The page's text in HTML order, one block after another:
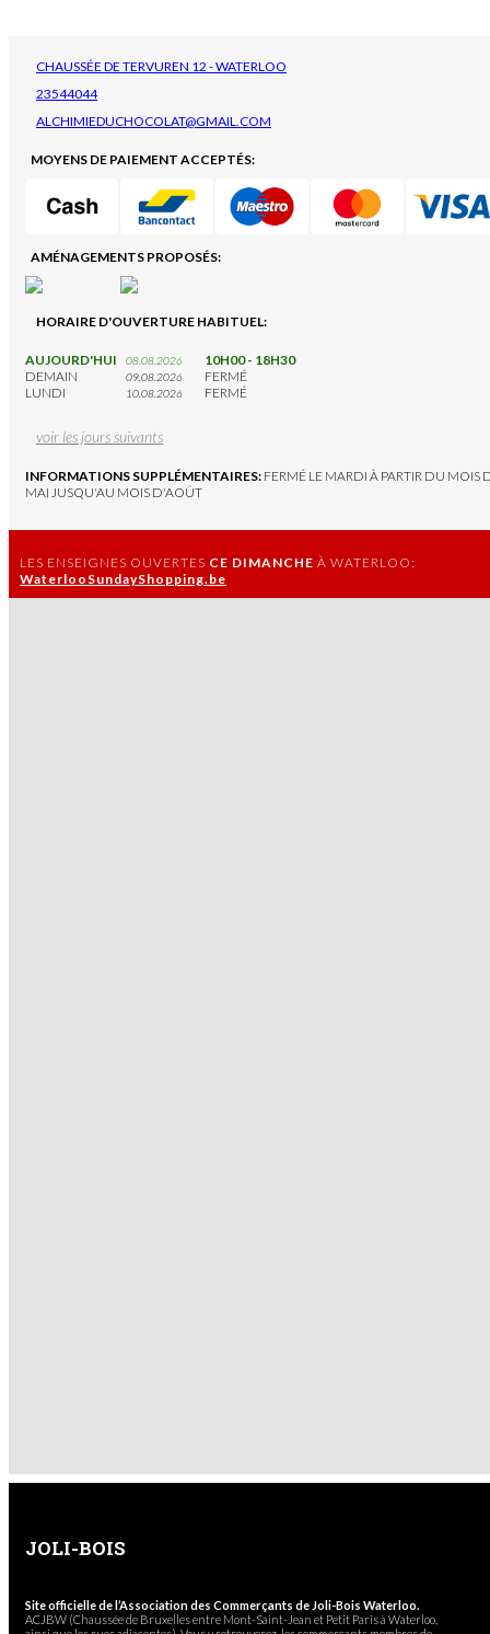
CHAUSSÉE DE TERVUREN 12 - WATERLOO
23544044
ALCHIMIEDUCHOCOLAT@GMAIL.COM
MOYENS DE PAIEMENT ACCEPTÉS:
AMÉNAGEMENTS PROPOSÉS:
HORAIRE D'OUVERTURE HABITUEL:
AUJOURD'HUI 08.08.2026
10H00 - 18H30
DEMAIN
09.08.2026
FERMÉ
LUNDI
10.08.2026 FERMÉ
voir les jours suivants
INFORMATIONS SUPPLÉMENTAIRES: FERMÉ LE MARDI À PARTIR DU MOIS
MAI JUSQU'AU MOIS D'AOÛT
LES ENSEIGNES OUVERTES CE DIMANCHE À WATERLOO:
WaterlooSundayShopping.be
JOLI-BOIS
Site officielle de l’Association des Commerçants de Joli-Bois Waterloo.
ACJBW (Chaussée de Bruxelles entre Mont-Saint-Jean et Petit Paris à Waterloo,